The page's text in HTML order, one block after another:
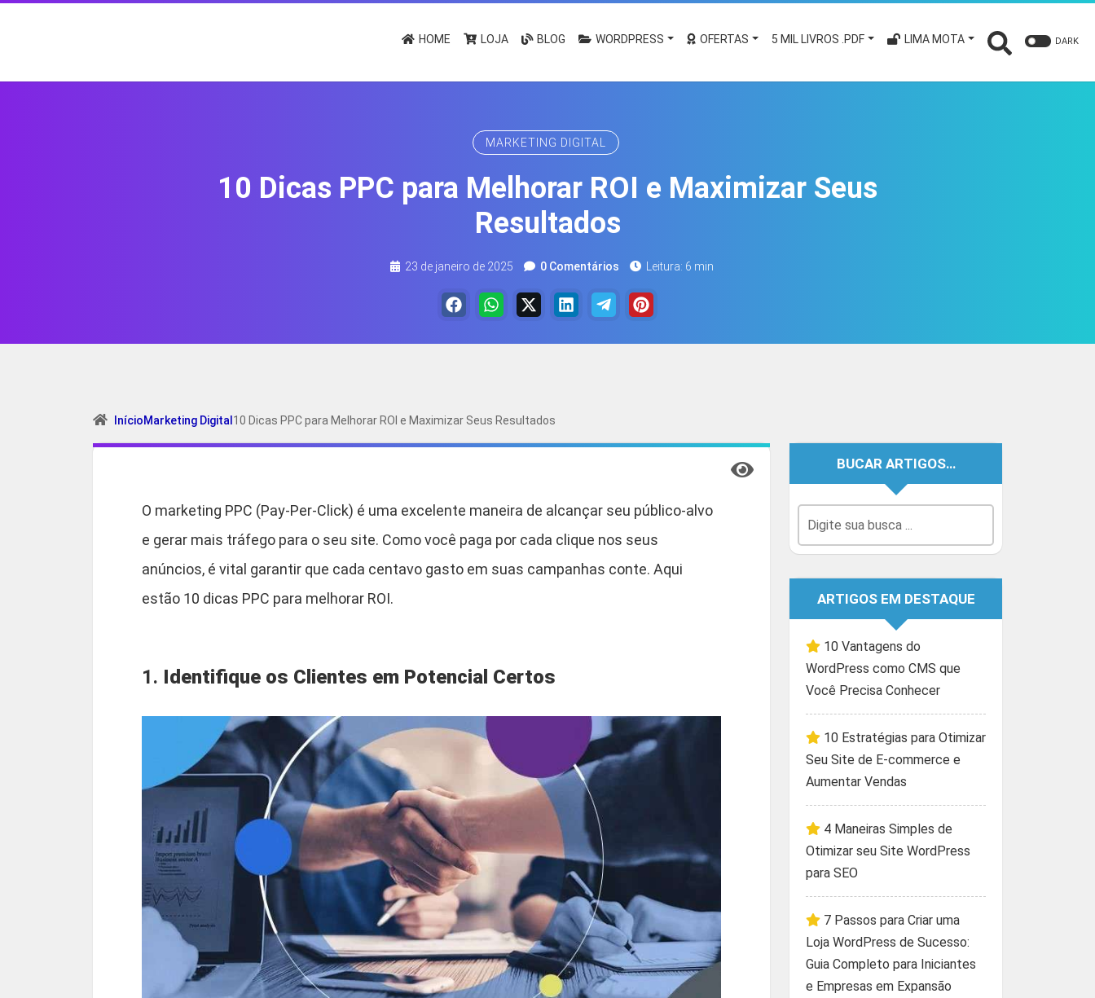
HOME LOJA BLOG WORDPRESS OFERTAS 5 MIL LIVROS .PDF LIMA MOTA DARK
MARKETING DIGITAL
10 Dicas PPC para Melhorar ROI e Maximizar Seus
Resultados
23 de janeiro de 2025 0 Comentários Leitura: 6 min
InícioMarketing Digital 10 Dicas PPC para Melhorar ROI e Maximizar Seus Resultados
O marketing PPC (Pay-Per-Click) é uma excelente maneira de alcançar seu público-alvo
e gerar mais tráfego para o seu site. Como você paga por cada clique nos seus
anúncios, é vital garantir que cada centavo gasto em suas campanhas conte. Aqui
estão 10 dicas PPC para melhorar ROI.
1. Identifique os Clientes em Potencial Certos
BUCAR ARTIGOS…
ARTIGOS EM DESTAQUE
10 Vantagens do
WordPress como CMS que
Você Precisa Conhecer
10 Estratégias para Otimizar
Seu Site de E-commerce e
Aumentar Vendas
4 Maneiras Simples de
Otimizar seu Site WordPress
para SEO
7 Passos para Criar uma
Loja WordPress de Sucesso:
Guia Completo para Iniciantes
e Empresas em Expansão